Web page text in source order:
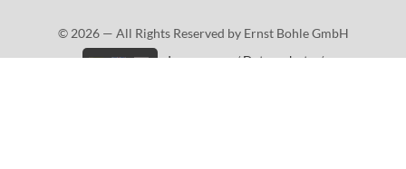
t
© 2026 — All Rights Reserved by Ernst Bohle GmbH
Impressum/Datenschutz/